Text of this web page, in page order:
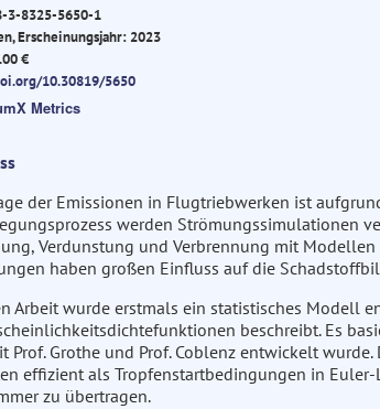
3-8325-5650-1
Erscheinungsjahr: 2023
€
10.30819/5650
Metrics
der Emissionen in Flugtriebwerken ist
werden Strömungssimulationen
Verdunstung und Verbrennung mit
haben großen Einfluss auf die
Arbeit wurde erstmals ein statistisches Modell
beschreibt. Es
Prof. Grothe und Prof. Coblenz entwickelt
effizient als Tropfenstartbedingungen in
zu übertragen.